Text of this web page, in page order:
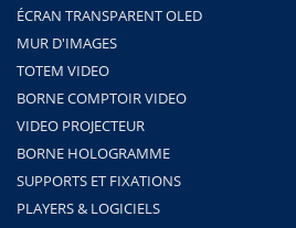
ÉCRAN TRANSPARENT OLED
MUR D'IMAGES
TOTEM VIDEO
BORNE COMPTOIR VIDEO
VIDEO PROJECTEUR
BORNE HOLOGRAMME
SUPPORTS ET FIXATIONS
PLAYERS & LOGICIELS